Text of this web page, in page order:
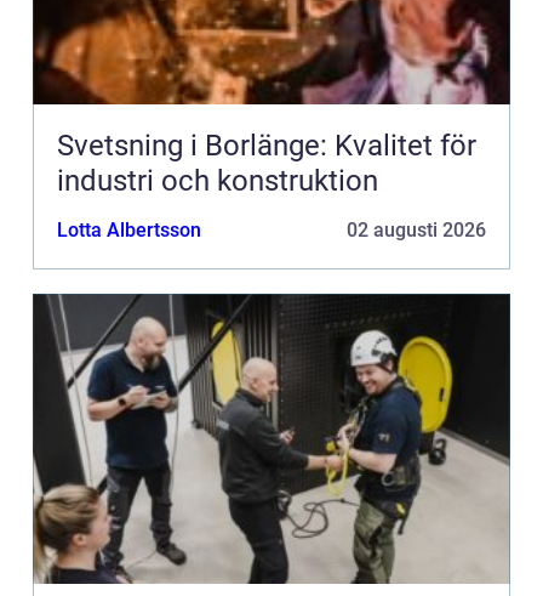
Svetsning i Borlänge: Kvalitet för
industri och konstruktion
Lotta Albertsson 02 augusti 2026